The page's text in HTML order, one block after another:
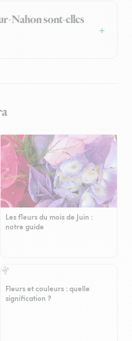
Nahon sont-elles
Les fleurs du mois de Juin :
notre guide
Fleurs et couleurs : quelle
signification ?